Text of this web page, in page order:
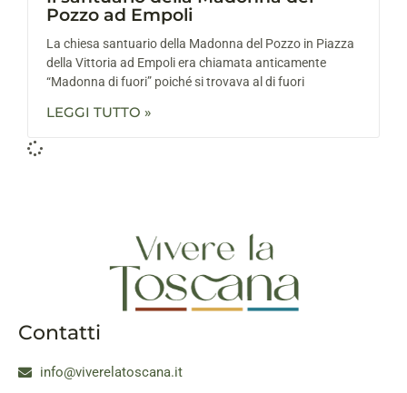
Pozzo ad Empoli
La chiesa santuario della Madonna del Pozzo in Piazza
della Vittoria ad Empoli era chiamata anticamente
“Madonna di fuori” poiché si trovava al di fuori
LEGGI TUTTO »
Contatti
info@viverelatoscana.it